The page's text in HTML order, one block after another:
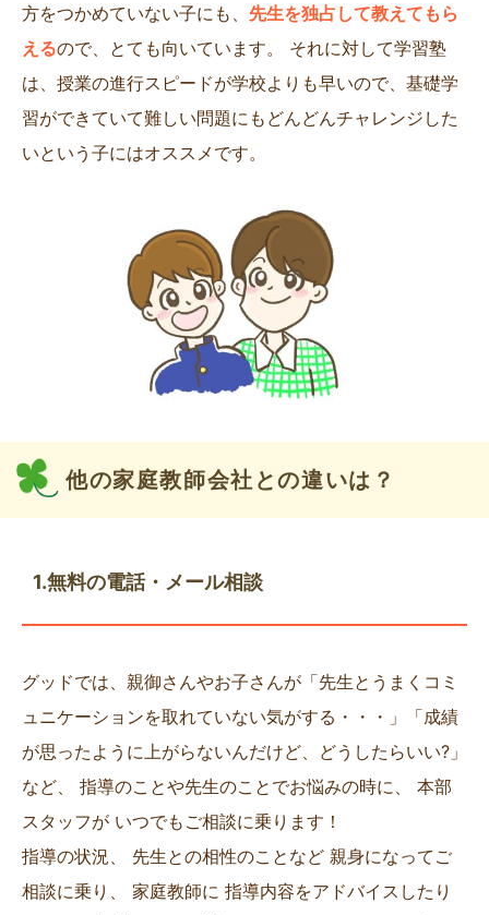
方をつかめていない子にも、 先生を独占して教えてもら
えるので、とても向いています。 それに対して学習塾
は、授業の進行スピードが学校よりも早いので、基礎学
習ができていて難しい問題にもどんどんチャレンジした
いという子にはオススメです。
他の家庭教師会社との違いは？
1.無料の電話・メール相談
グッドでは、親御さんやお子さんが「先生とうまくコミ
ュニケーションを取れていない気がする・・・」「成績
が思ったように上がらないんだけど、どうしたらいい?」
など、 指導のことや先生のことでお悩みの時に、 本部
スタッフが いつでもご相談に乗ります！
指導の状況、 先生との相性のことなど 親身になってご
相談に乗り、 家庭教師に 指導内容をアドバイスしたり